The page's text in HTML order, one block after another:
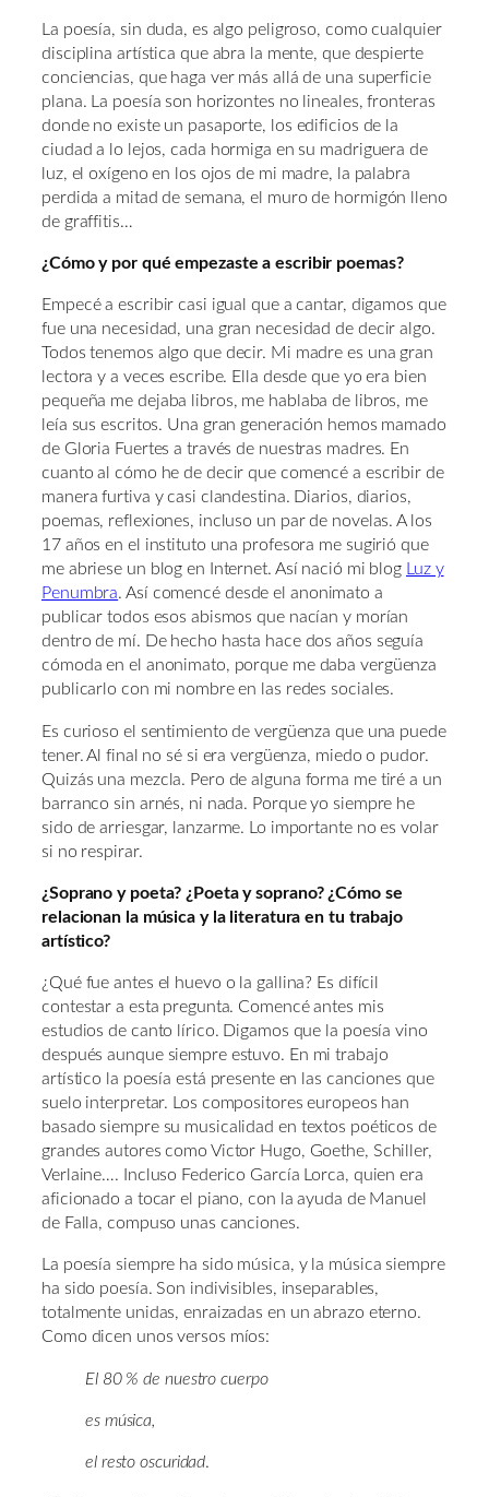
La poesía, sin duda, es algo peligroso, como cualquier
disciplina artística que abra la mente, que despierte
conciencias, que haga ver más allá de una superficie
plana. La poesía son horizontes no lineales, fronteras
donde no existe un pasaporte, los edificios de la
ciudad a lo lejos, cada hormiga en su madriguera de
luz, el oxígeno en los ojos de mi madre, la palabra
perdida a mitad de semana, el muro de hormigón lleno
de graffitis…
¿Cómo y por qué empezaste a escribir poemas?
Empecé a escribir casi igual que a cantar, digamos que
fue una necesidad, una gran necesidad de decir algo.
Todos tenemos algo que decir. Mi madre es una gran
lectora y a veces escribe. Ella desde que yo era bien
pequeña me dejaba libros, me hablaba de libros, me
leía sus escritos. Una gran generación hemos mamado
de Gloria Fuertes a través de nuestras madres. En
cuanto al cómo he de decir que comencé a escribir de
manera furtiva y casi clandestina. Diarios, diarios,
poemas, reflexiones, incluso un par de novelas. A los
17 años en el instituto una profesora me sugirió que
me abriese un blog en Internet. Así nació mi blog Luz y
Penumbra. Así comencé desde el anonimato a
publicar todos esos abismos que nacían y morían
dentro de mí. De hecho hasta hace dos años seguía
cómoda en el anonimato, porque me daba vergüenza
publicarlo con mi nombre en las redes sociales.
Es curioso el sentimiento de vergüenza que una puede
tener. Al final no sé si era vergüenza, miedo o pudor.
Quizás una mezcla. Pero de alguna forma me tiré a un
barranco sin arnés, ni nada. Porque yo siempre he
sido de arriesgar, lanzarme. Lo importante no es volar
si no respirar.
¿Soprano y poeta? ¿Poeta y soprano? ¿Cómo se
relacionan la música y la literatura en tu trabajo
artístico?
¿Qué fue antes el huevo o la gallina? Es difícil
contestar a esta pregunta. Comencé antes mis
estudios de canto lírico. Digamos que la poesía vino
después aunque siempre estuvo. En mi trabajo
artístico la poesía está presente en las canciones que
suelo interpretar. Los compositores europeos han
basado siempre su musicalidad en textos poéticos de
grandes autores como Victor Hugo, Goethe, Schiller,
Verlaine…. Incluso Federico García Lorca, quien era
aficionado a tocar el piano, con la ayuda de Manuel
de Falla, compuso unas canciones.
La poesía siempre ha sido música, y la música siempre
ha sido poesía. Son indivisibles, inseparables,
totalmente unidas, enraizadas en un abrazo eterno.
Como dicen unos versos míos:
El 80 % de nuestro cuerpo
es música,
el resto oscuridad.